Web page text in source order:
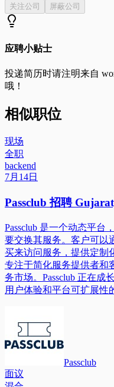
关注公司 屏蔽公司
应聘小贴士
投递简历时请注明来自
哦！
相似职位
现场
全职
backend
7月14日
Passclub 招聘
Passclub 是一个动态平台
要交换其服务。客户可以
买来访问服务，提供定制
专注于简化服务提供者和
务市场。Passclub 正在成
用户体验和平台可扩展性
Passclub
面议